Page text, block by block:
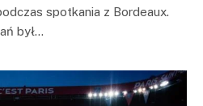
spotkania z Bordeaux.
był…